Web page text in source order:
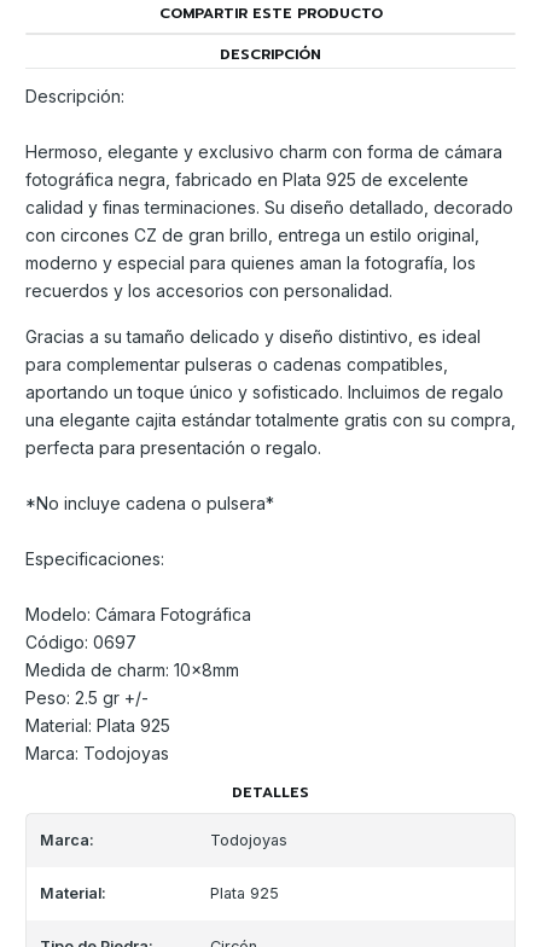
COMPARTIR ESTE PRODUCTO
DESCRIPCIÓN
Descripción:
Hermoso, elegante y exclusivo charm con forma de cámara
fotográfica negra, fabricado en Plata 925 de excelente
calidad y finas terminaciones. Su diseño detallado, decorado
con circones CZ de gran brillo, entrega un estilo original,
moderno y especial para quienes aman la fotografía, los
recuerdos y los accesorios con personalidad.
Gracias a su tamaño delicado y diseño distintivo, es ideal
para complementar pulseras o cadenas compatibles,
aportando un toque único y sofisticado. Incluimos de regalo
una elegante cajita estándar totalmente gratis con su compra,
perfecta para presentación o regalo.
*No incluye cadena o pulsera*
Especificaciones:
Modelo: Cámara Fotográfica
Código: 0697
Medida de charm: 10x8mm
Peso: 2.5 gr +/-
Material: Plata 925
Marca: Todojoyas
DETALLES
Marca: Todojoyas
Material: Plata 925